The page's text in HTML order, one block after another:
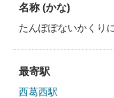
名称 (かな)
たんぽぽないかくり
最寄駅
西葛西駅